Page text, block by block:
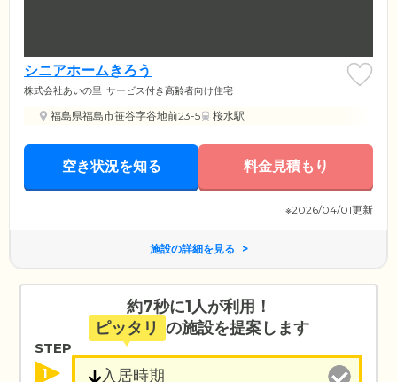
シニアホームきろう
株式会社あいの里 サービス付き高齢者向け住宅
福島県福島市笹谷字谷地前23-5 桜水駅
空き状況を知る 料金見積もり
※2026/04/01更新
施設の詳細を見る
約7秒に1人が利用！
ピッタリ の施設を提案します
STEP
1